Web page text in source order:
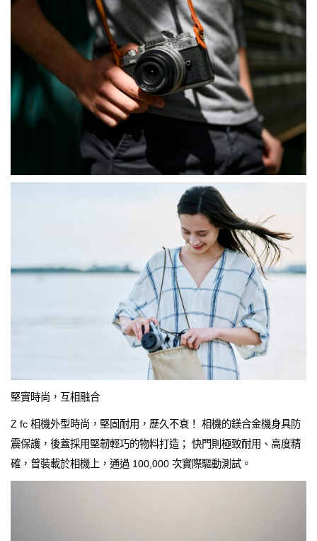
堅實時尚，互相融合
Z fc 相機外型時尚，堅固耐用，歷久不衰！ 相機的鎂合金機身具防
震保護，後蓋採用堅韌輕巧的物料打造； 快門則極致耐用、高度精
確，曾裝載於相機上，通過 100,000 次實際驅動測試。